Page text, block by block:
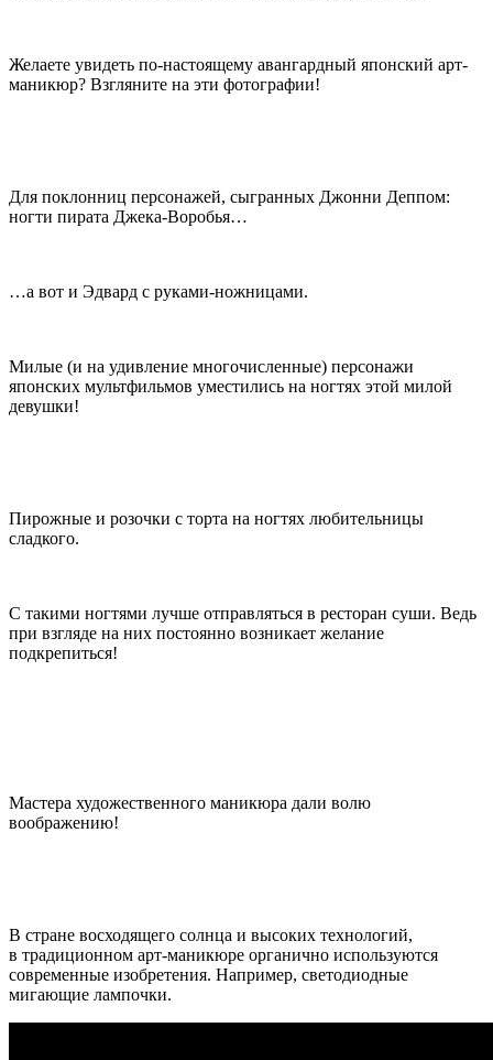
Желаете увидеть по-настоящему авангардный японский арт-
маникюр? Взгляните на эти фотографии!
Для поклонниц персонажей, сыгранных Джонни Деппом:
ногти пирата Джека-Воробья…
…а вот и Эдвард с руками-ножницами.
Милые (и на удивление многочисленные) персонажи
японских мультфильмов уместились на ногтях этой милой
девушки!
Пирожные и розочки с торта на ногтях любительницы
сладкого.
С такими ногтями лучше отправляться в ресторан суши. Ведь
при взгляде на них постоянно возникает желание
подкрепиться!
Мастера художественного маникюра дали волю
воображению!
В стране восходящего солнца и высоких технологий,
в традиционном арт-маникюре органично используются
современные изобретения. Например, светодиодные
мигающие лампочки.